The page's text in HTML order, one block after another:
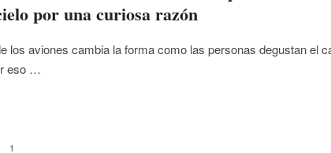
por una curiosa razón
los aviones cambia la forma como las personas degustan el
eso …
1